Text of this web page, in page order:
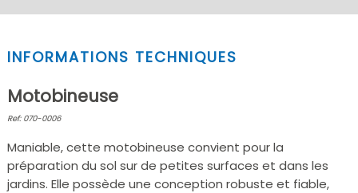
INFORMATIONS TECHNIQUES
Motobineuse
Ref: 070-0006
Maniable, cette motobineuse convient pour la
préparation du sol sur de petites surfaces et dans les
jardins. Elle possède une conception robuste et fiable,